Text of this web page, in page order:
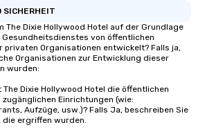
SICHERHEIT
The Dixie Hollywood Hotel auf der Grundlage
von öffentlichen
privaten Organisationen entwickelt? Falls ja,
Organisationen zur Entwicklung dieser
wurden:
Dixie Hollywood Hotel die öffentlichen
Einrichtungen (wie:
Aufzüge, usw.)? Falls Ja, beschreiben Sie
die ergriffen wurden.